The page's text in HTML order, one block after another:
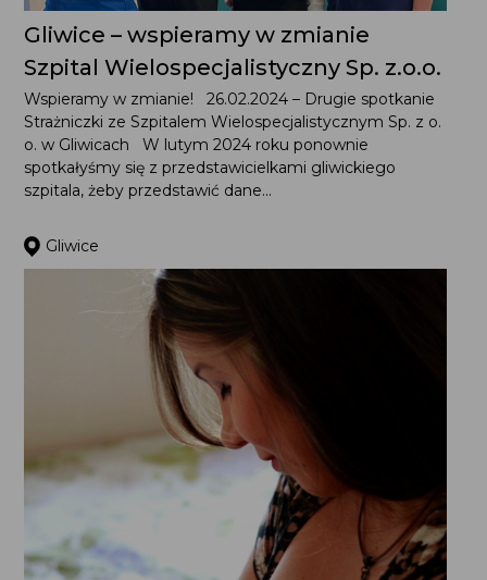
Gliwice – wspieramy w zmianie
Szpital Wielospecjalistyczny Sp. z.o.o.
Wspieramy w zmianie! 26.02.2024 – Drugie spotkanie
Strażniczki ze Szpitalem Wielospecjalistycznym Sp. z o.
o. w Gliwicach W lutym 2024 roku ponownie
spotkałyśmy się z przedstawicielkami gliwickiego
szpitala, żeby przedstawić dane...
Gliwice